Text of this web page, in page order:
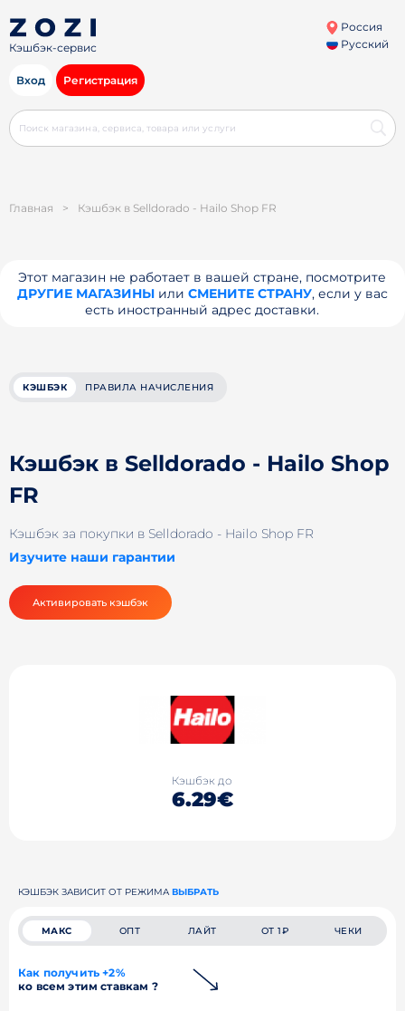
Кэшбэк-сервис
Россия
Русский
Вход Регистрация
Главная > Кэшбэк в Selldorado - Hailo Shop FR
Этот магазин не работает в вашей стране, посмотрите
ДРУГИЕ МАГАЗИНЫили СМЕНИТЕ СТРАНУ, если у вас
есть иностранный адрес доставки.
КЭШБЭК ПРАВИЛА НАЧИСЛЕНИЯ
Кэшбэк в Selldorado - Hailo Shop
FR
Кэшбэк за покупки в Selldorado - Hailo Shop FR
Изучите наши гарантии
Активировать кэшбэк
Кэшбэк до
6.29€
КЭШБЭК ЗАВИСИТ ОТ РЕЖИМА ВЫБРАТЬ
МАКС ОПТ ЛАЙТ ОТ 1₽ ЧЕКИ
Как получить +2%
ко всем этим ставкам ?